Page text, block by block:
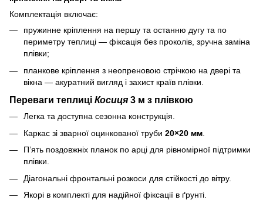
Комплектація включає:
пружинне кріплення на першу та останню дугу та по
периметру теплиці — фіксація без проколів, зручна заміна
плівки;
планкове кріплення з неопреновою стрічкою на двері та
вікна — акуратний вигляд і захист країв плівки.
Переваги теплиці Косиця 3 м з плівкою
Легка та доступна сезонна конструкція.
Каркас зі зварної оцинкованої труби 20×20 мм
П’ять поздовжніх планок по арці для рівномірної підтримки
плівки.
Діагональні фронтальні розкоси для стійкості до вітру.
Якорі в комплекті для надійної фіксації в ґрунті.